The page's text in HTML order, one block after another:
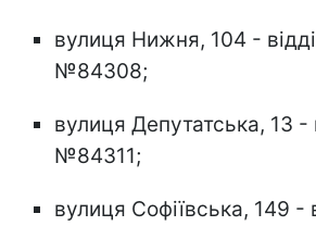
вулиця Нижня, 104 -
№84308;
вулиця Депутатська, 13 -
№84311;
вулиця Софіївська, 149 -